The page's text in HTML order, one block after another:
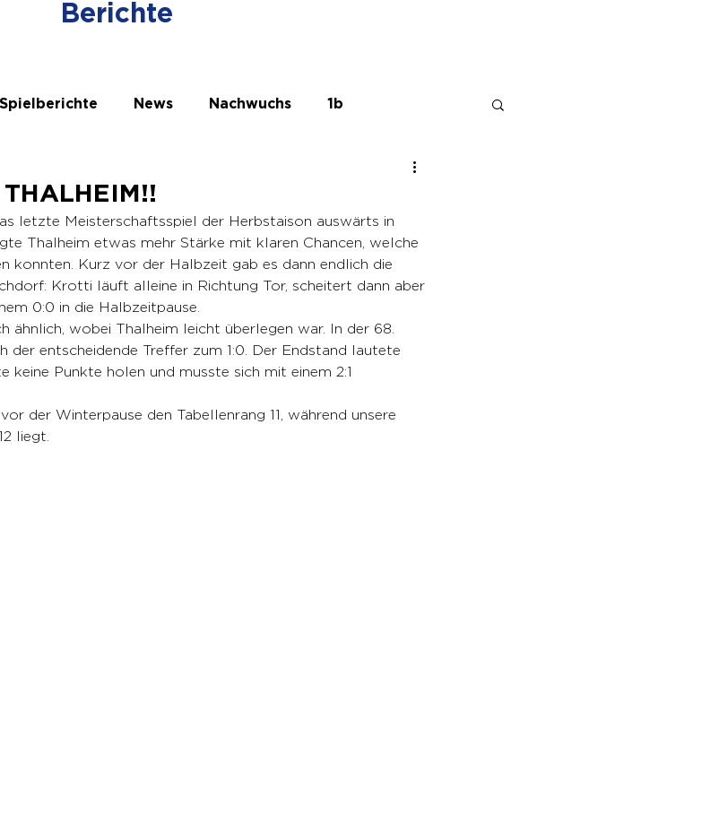
Berichte
Spielberichte News Nachwuchs 1b
letzte Meisterschaftsspiel der Herbstaison auswärts in
Thalheim etwas mehr Stärke mit klaren Chancen, welche
konnten. Kurz vor der Halbzeit gab es dann endlich die
Krotti läuft alleine in Richtung Tor, scheitert dann aber
0:0 in die Halbzeitpause.
ähnlich, wobei Thalheim leicht überlegen war. In der 68.
der entscheidende Treffer zum 1:0. Der Endstand lautete
keine Punkte holen und musste sich mit einem 2:1
der Winterpause den Tabellenrang 11, während unsere
liegt.